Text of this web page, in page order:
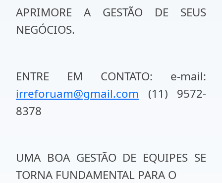
APRIMORE A GESTÃO DE SEUS
NEGÓCIOS.
ENTRE EM CONTATO: e-mail:
irreforuam@gmail.com (11) 9572-
8378
UMA BOA GESTÃO DE EQUIPES SE
TORNA FUNDAMENTAL PARA O